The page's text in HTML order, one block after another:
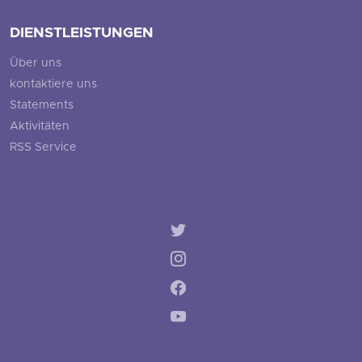
DIENSTLEISTUNGEN
Über uns
kontaktiere uns
Statements
Aktivitäten
RSS Service